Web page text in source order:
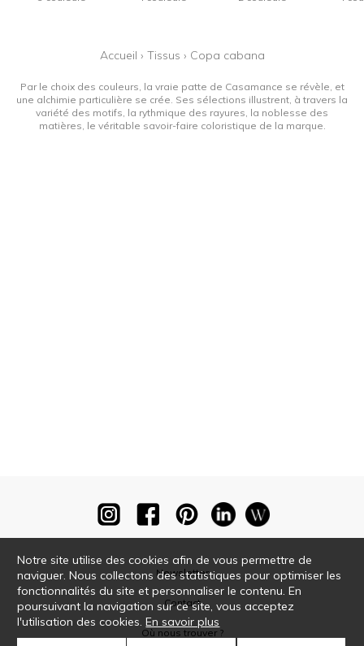
Accueil › Tissus › Copa cabana
Par le choix des couleurs, la vraie patte de Casamance se révèle, et
une alchimie particulière se crée. Ses sélections illustrent, à travers la
variété des motifs, la rythmique des rayures, la noblesse des
matières, le véritable savoir-faire coloristique de la marque.
Newsletter
Contact
Où nous trouver ?
Notre site utilise des cookies afin de vous permettre de
naviguer. Nous collectons des statistiques pour optimiser les
fonctionnalités du site et personnaliser le contenu. En
poursuivant la navigation sur ce site, vous acceptez
l'utilisation des cookies.En savoir plus